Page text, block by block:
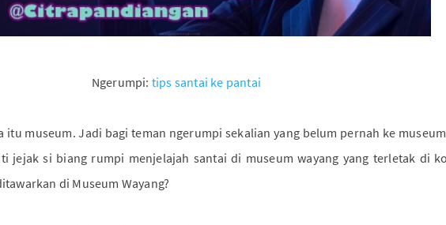
Ngerumpi: tips santai ke pantai
itu museum. Jadi bagi teman ngerumpi sekalian yang belum pernah ke
jejak si biang rumpi menjelajah santai di museum wayang yang terletak di
di Museum Wayang?